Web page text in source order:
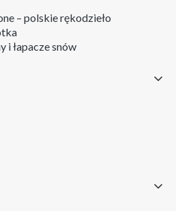
– polskie rękodzieło
i łapacze snów